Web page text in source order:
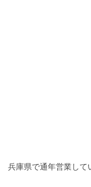
兵庫県で通年営業して